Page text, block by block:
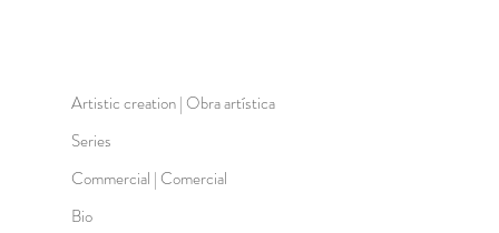
Artistic creation | Obra artística
Series
Commercial | Comercial
Bio